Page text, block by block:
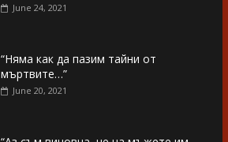
June 24, 2021
“Няма как да пазим тайни от
мъртвите…”
June 20, 2021